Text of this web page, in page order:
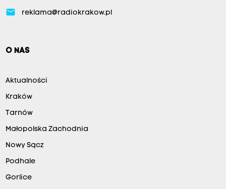
email reklama@radiokrakow.pl
O NAS
Aktualności
Kraków
Tarnów
Małopolska Zachodnia
Nowy Sącz
Podhale
Gorlice